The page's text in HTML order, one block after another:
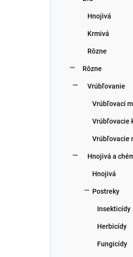
Hnojivá
Krmivá
Rôzne
Rôzne
Vrúbľovanie
Vrúbľovací
Vrúbľovacie
Vrúbľovacie
Hnojivá a
Hnojivá
Postreky
Insekticídy
Herbicídy
Fungicídy